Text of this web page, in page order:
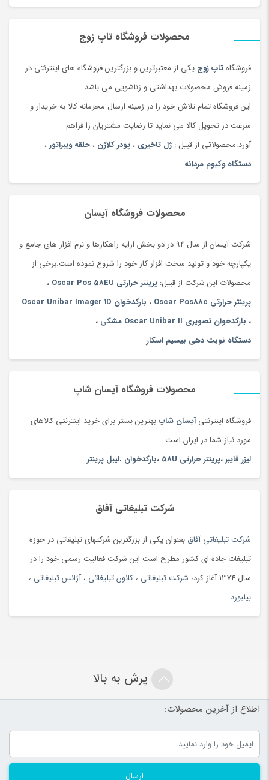
محصولات فروشگاه تاپ زوج
فروشگاهتاپ زوج یکی از معتبرترین و بزرگترین فروشگاه های اینترنتی در
زمینه فروش محصولات بهداشتی و زناشویی می باشد.
این فروشگاه تمام تلاش خود را در زمینه ارسال محرمانه کالا به خریدار و
سرعت در تحویل کالا می نماید تا رضایت مشتریان را فراهم
آورد.محصولاتی از قبیل : ژل تاخیری ، پودر کلاژن ، حلقه ویبراتور ،
دستگاه وکیوم مردانه
محصولات فروشگاه آیسان
شرکت آیسان از سال 94 در دو بخش ارایه راهکارها و نرم افزار های جامع و
یکپارچه خود و تولید سخت افزار کار خود را شروع نموده است.برخی از
محصولات این شرکت از قبیل: پرینتر حرارتی Oscar Pos 58EU
،
پرینتر حرارتی Oscar Pos88c
، بارکدخوان Oscar Unibar Imager 1D
، بارکدخوان تصویری Oscar Unibar II مشکی
،
دستگاه نوبت دهی بیسیم اسکار
محصولات فروشگاه آیسان شاپ
فروشگاه اینترنتیآیسان شاپبهترین بستر برای خرید اینترنتی کالاهای
مورد نیاز شما در ایران است .
لیزر فایبر،پرینتر حرارتی 58U ،بارکدخوان ،لیبل پرینتر
شرکت تبلیغاتی آفاق
شرکت تبلیغاتی آفاق بعنوان یکی از بزرگترین شرکتهای تبلیغاتی در حوزه
تبلیغات جاده ای کشور مطرح است این شرکت فعالیت رسمی خود را در
سال 1374 آغاز کرد،
شرکت تبلیغاتی ، کانون تبلیغاتی ،آژانس تبلیغاتی ،
بیلبورد
پرش به بالا
اطلاع از آخرین محصولات:
ارسال